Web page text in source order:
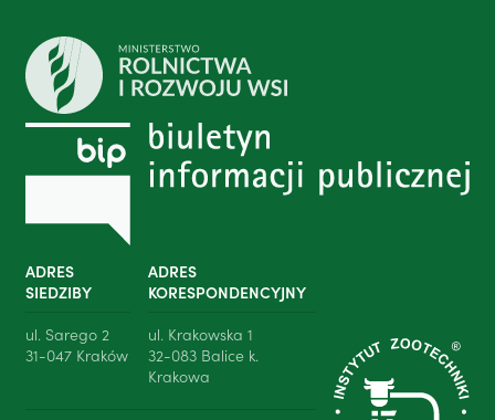
ADRES
SIEDZIBY
ul. Sarego 2
31-047 Kraków
ADRES
KORESPONDENCYJNY
ul. Krakowska 1
32-083 Balice k.
Krakowa